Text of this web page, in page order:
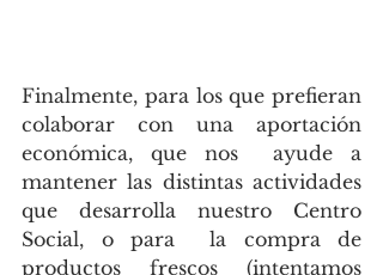
Finalmente, para los que prefieran
colaborar con una aportación
económica, que nos  ayude a
mantener las distintas actividades
que desarrolla nuestro Centro
Social, o para  la compra de
productos frescos (intentamos